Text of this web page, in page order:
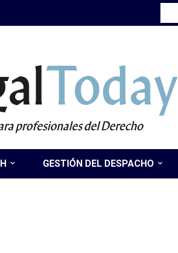
Today
profesionales del Derecho
GESTIÓN DEL DESPACHO